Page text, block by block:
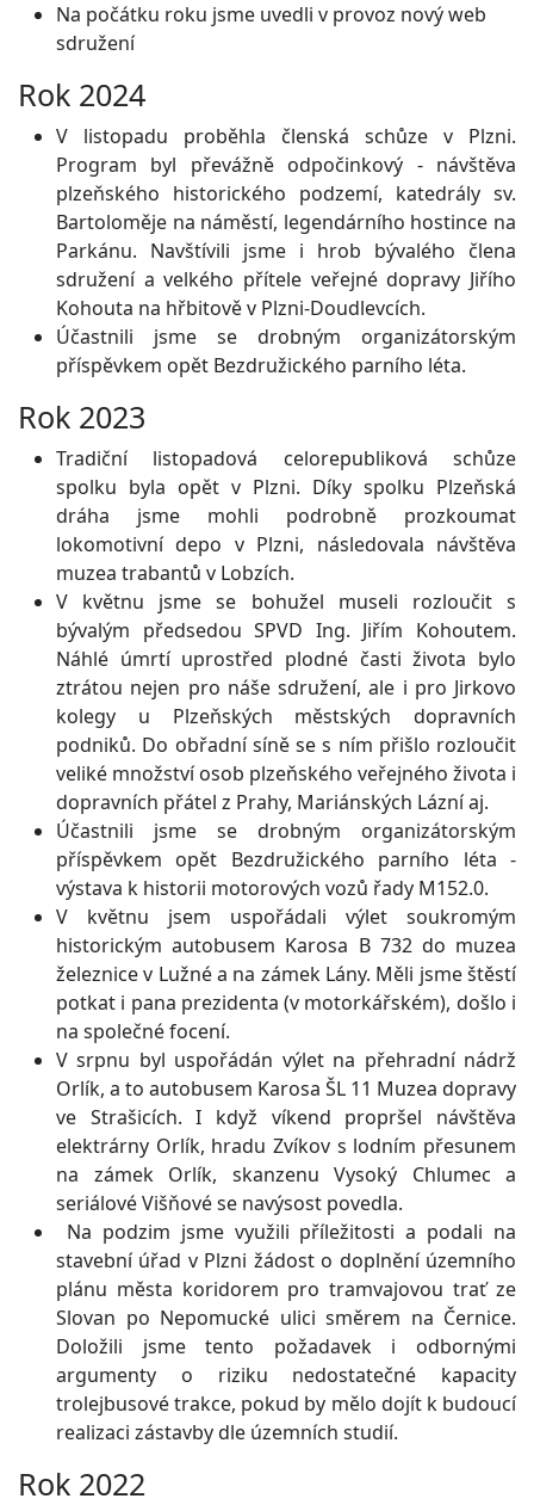
Na počátku roku jsme uvedli v provoz nový web
sdružení
Rok 2024
V listopadu proběhla členská schůze v Plzni.
Program byl převážně odpočinkový - návštěva
plzeňského historického podzemí, katedrály sv.
Bartoloměje na náměstí, legendárního hostince na
Parkánu. Navštívili jsme i hrob bývalého člena
sdružení a velkého přítele veřejné dopravy Jiřího
Kohouta na hřbitově v Plzni-Doudlevcích.
Účastnili jsme se drobným organizátorským
příspěvkem opět Bezdružického parního léta.
Rok 2023
Tradiční listopadová celorepubliková schůze
spolku byla opět v Plzni. Díky spolku Plzeňská
dráha jsme mohli podrobně prozkoumat
lokomotivní depo v Plzni, následovala návštěva
muzea trabantů v Lobzích.
V květnu jsme se bohužel museli rozloučit s
bývalým předsedou SPVD Ing. Jiřím Kohoutem.
Náhlé úmrtí uprostřed plodné časti života bylo
ztrátou nejen pro náše sdružení, ale i pro Jirkovo
kolegy u Plzeňských městských dopravních
podniků. Do obřadní síně se s ním přišlo rozloučit
veliké množství osob plzeňského veřejného života i
dopravních přátel z Prahy, Mariánských Lázní aj.
Účastnili jsme se drobným organizátorským
příspěvkem opět Bezdružického parního léta -
výstava k historii motorových vozů řady M152.0.
V květnu jsem uspořádali výlet soukromým
historickým autobusem Karosa B 732 do muzea
železnice v Lužné a na zámek Lány. Měli jsme štěstí
potkat i pana prezidenta (v motorkářském), došlo i
na společné focení.
V srpnu byl uspořádán výlet na přehradní nádrž
Orlík, a to autobusem Karosa ŠL 11 Muzea dopravy
ve Strašicích. I když víkend propršel návštěva
elektrárny Orlík, hradu Zvíkov s lodním přesunem
na zámek Orlík, skanzenu Vysoký Chlumec a
seriálové Višňové se navýsost povedla.
Na podzim jsme využili příležitosti a podali na
stavební úřad v Plzni žádost o doplnění územního
plánu města koridorem pro tramvajovou trať ze
Slovan po Nepomucké ulici směrem na Černice.
Doložili jsme tento požadavek i odbornými
argumenty o riziku nedostatečné kapacity
trolejbusové trakce, pokud by mělo dojít k budoucí
realizaci zástavby dle územních studií.
Rok 2022